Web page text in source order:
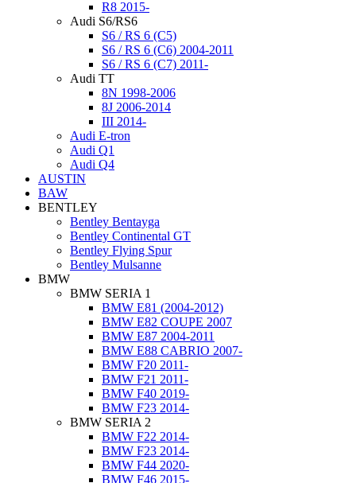
R8 2015-
Audi S6/RS6
S6 / RS 6 (C5)
S6 / RS 6 (C6) 2004-2011
S6 / RS 6 (C7) 2011-
Audi TT
8N 1998-2006
8J 2006-2014
III 2014-
Audi Е-tron
Audi Q1
Audi Q4
AUSTIN
BAW
BENTLEY
Bentley Bentayga
Bentley Continental GT
Bentley Flying Spur
Bentley Mulsanne
BMW
BMW SERIA 1
BMW E81 (2004-2012)
BMW E82 COUPE 2007
BMW E87 2004-2011
BMW E88 CABRIO 2007-
BMW F20 2011-
BMW F21 2011-
BMW F40 2019-
BMW F23 2014-
BMW SERIA 2
BMW F22 2014-
BMW F23 2014-
BMW F44 2020-
BMW F46 2015-